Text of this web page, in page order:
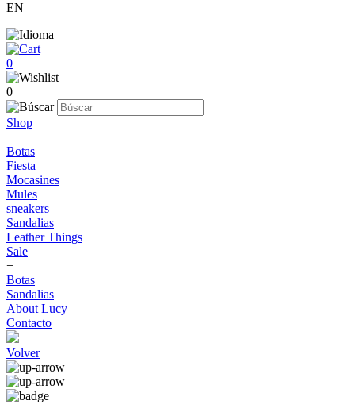
EN
0
0
Shop
+
Botas
Fiesta
Mocasines
Mules
sneakers
Sandalias
Leather Things
Sale
+
Botas
Sandalias
About Lucy
Contacto
Volver